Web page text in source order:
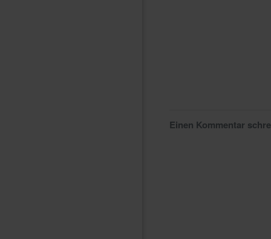
Einen Kommentar